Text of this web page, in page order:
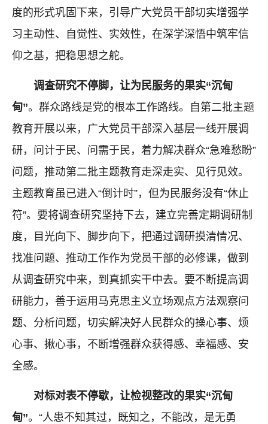
度的形式巩固下来，引导广大党员干部切实增强学
习主动性、自觉性、实效性，在深学深悟中筑牢信
仰之基，把稳思想之舵。
调查研究不停脚，让为民服务的果实“沉甸
甸”。群众路线是党的根本工作路线。自第二批主题
教育开展以来，广大党员干部深入基层一线开展调
研，问计于民、问需于民，着力解决群众“急难愁盼”
问题，推动第二批主题教育走深走实、见行见效。
主题教育虽已进入“倒计时”，但为民服务没有“休止
符”。要将调查研究坚持下去，建立完善定期调研制
度，目光向下、脚步向下，把通过调研摸清情况、
找准问题、推动工作作为党员干部的必修课，做到
从调查研究中来，到真抓实干中去。要不断提高调
研能力，善于运用马克思主义立场观点方法观察问
题、分析问题，切实解决好人民群众的操心事、烦
心事、揪心事，不断增强群众获得感、幸福感、安
全感。
对标对表不停歇，让检视整改的果实“沉甸
甸”。“人患不知其过，既知之，不能改，是无勇